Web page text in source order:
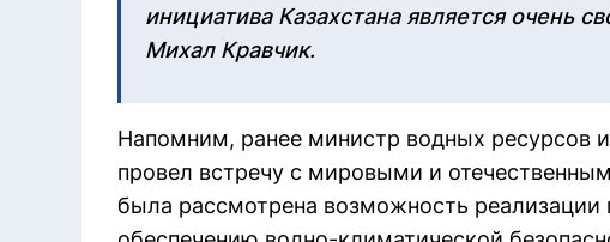
инициатива Казахстана является очень
Михал Кравчик.
Напомним, ранее министр водных ресурсов
провел встречу с мировыми и
была рассмотрена возможность реализации